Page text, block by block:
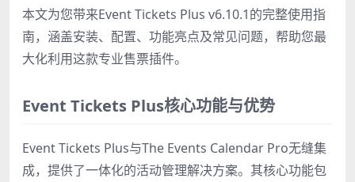
本文为您带来Event Tickets Plus v6.10.1的完整使用指
南，涵盖安装、配置、功能亮点及常见问题，帮助您最
大化利用这款专业售票插件。
Event Tickets Plus核心功能与优势
Event Tickets Plus与The Events Calendar Pro无缝集
成，提供了一体化的活动管理解决方案。其核心功能包